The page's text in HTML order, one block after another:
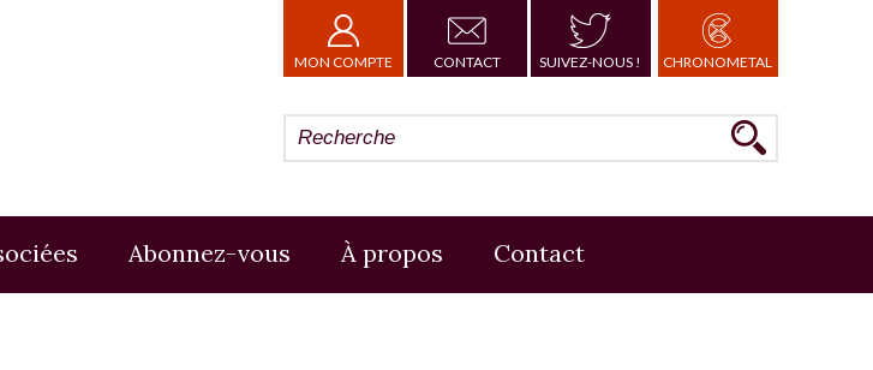
MON COMPTE CONTACT SUIVEZ-NOUS ! CHRONOMETAL
Abonnez-vous À propos Contact